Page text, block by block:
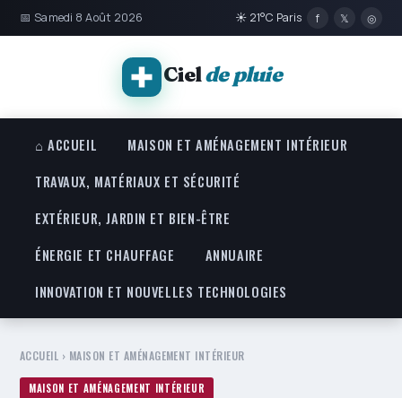
📅 Samedi 8 Août 2026 ☀ 21°C Paris f 𝕏 ◎
Cielde pluie
⌂ ACCUEIL
MAISON ET AMÉNAGEMENT INTÉRIEUR
TRAVAUX, MATÉRIAUX ET SÉCURITÉ
EXTÉRIEUR, JARDIN ET BIEN-ÊTRE
ÉNERGIE ET CHAUFFAGE
ANNUAIRE
INNOVATION ET NOUVELLES TECHNOLOGIES
ACCUEIL › MAISON ET AMÉNAGEMENT INTÉRIEUR
MAISON ET AMÉNAGEMENT INTÉRIEUR